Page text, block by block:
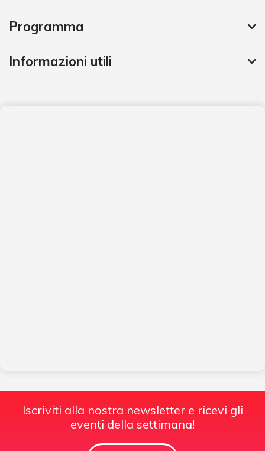
Programma
Informazioni utili
Iscriviti alla nostra newsletter e ricevi gli
eventi della settimana!